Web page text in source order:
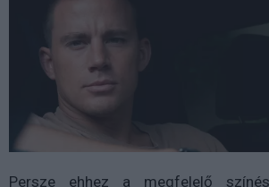
Persze ehhez a megfelelő